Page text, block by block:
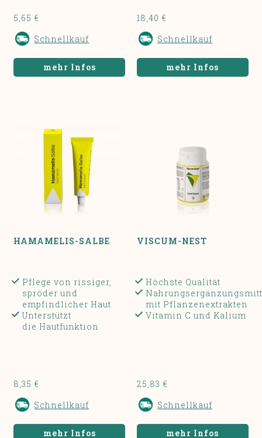
5,65 €
Schnellkauf
mehr Infos
18,40 €
Schnellkauf
mehr Infos
HAMAMELIS-SALBE
Pflege von rissiger,
spröder und
empfindlicher Haut
Unterstützt
die Hautfunktion
8,35 €
Schnellkauf
mehr Infos
VISCUM-NEST
Höchste Qualität
mit Pflanzenextrakten
Vitamin C und Kalium
25,83 €
Schnellkauf
mehr Infos